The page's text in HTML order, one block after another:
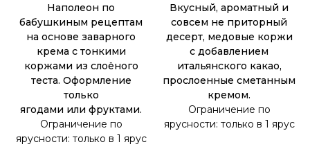
Наполеон по
бабушкиным рецептам
на основе заварного
крема с тонкими
коржами из слоёного
теста. Оформление
только
ягодами или фруктами.
Ограничение по
ярусности: только в 1 ярус
Вкусный, ароматный и
совсем не приторный
десерт, медовые коржи
с добавлением
итальянского какао,
прослоенные сметанным
кремом.
Ограничение по
ярусности: только в 1 ярус